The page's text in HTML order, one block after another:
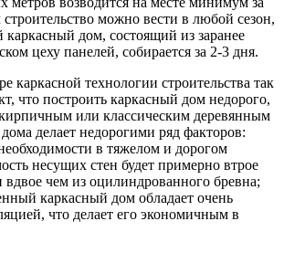
можно вести в любой сезон,
каркасный дом, состоящий из заранее
цеху панелей, собирается за 2-3 дня.
технологии строительства так
что построить каркасный дом недорого,
кирпичным или классическим деревянным
делает недорогими ряд факторов:
в тяжелом и дорогом
несущих стен будет примерно втрое
чем из оцилиндрованного бревна;
каркасный дом обладает очень
что делает его экономичным в